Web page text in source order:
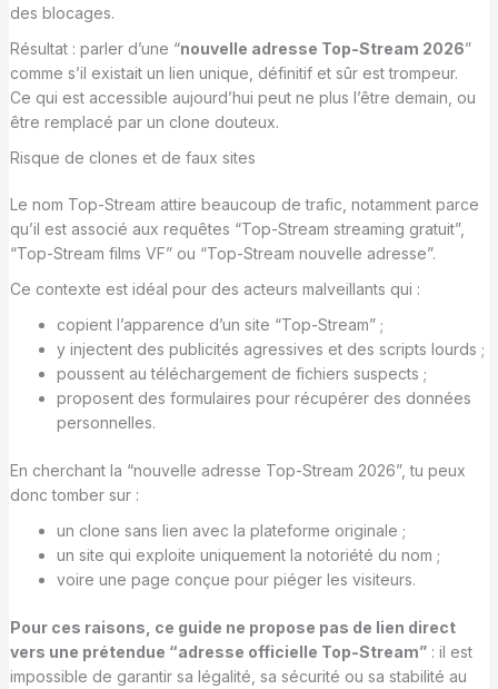
des blocages.
Résultat : parler d’une “nouvelle adresse Top-Stream 2026”
comme s’il existait un lien unique, définitif et sûr est trompeur.
Ce qui est accessible aujourd’hui peut ne plus l’être demain, ou
être remplacé par un clone douteux.
Risque de clones et de faux sites
Le nom Top-Stream attire beaucoup de trafic, notamment parce
qu’il est associé aux requêtes “Top-Stream streaming gratuit”,
“Top-Stream films VF” ou “Top-Stream nouvelle adresse”.
Ce contexte est idéal pour des acteurs malveillants qui :
copient l’apparence d’un site “Top-Stream” ;
y injectent des publicités agressives et des scripts lourds ;
poussent au téléchargement de fichiers suspects ;
proposent des formulaires pour récupérer des données
personnelles.
En cherchant la “nouvelle adresse Top-Stream 2026”, tu peux
donc tomber sur :
un clone sans lien avec la plateforme originale ;
un site qui exploite uniquement la notoriété du nom ;
voire une page conçue pour piéger les visiteurs.
Pour ces raisons, ce guide ne propose pas de lien direct
vers une prétendue “adresse officielle Top-Stream”: il est
impossible de garantir sa légalité, sa sécurité ou sa stabilité au